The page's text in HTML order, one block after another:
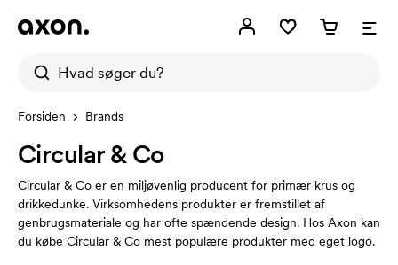
Forsiden Brands
Circular & Co
Circular & Co er en miljøvenlig producent for primær krus og
drikkedunke. Virksomhedens produkter er fremstillet af
genbrugsmateriale og har ofte spændende design. Hos Axon kan
du købe Circular & Co mest populære produkter med eget logo.